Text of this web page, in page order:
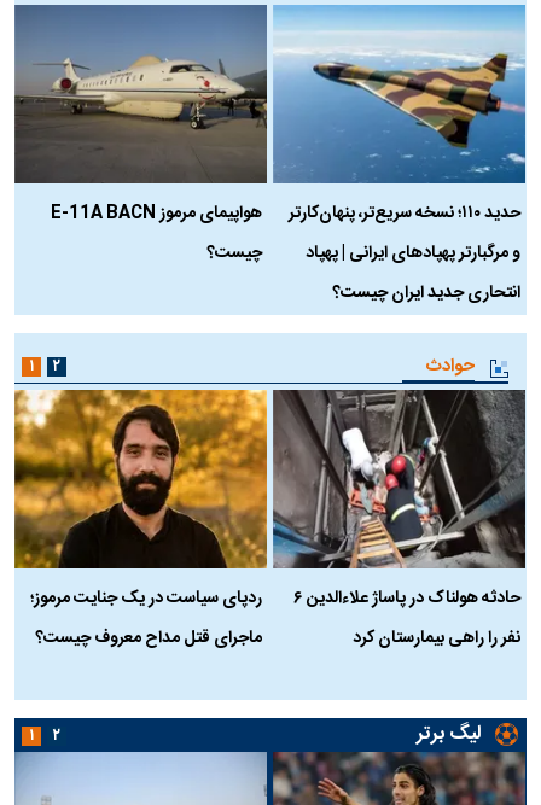
حدید ۱۱۰؛ نسخه سریع‌تر، پنهان‌کارتر
و مرگبارتر پهپادهای ایرانی | پهپاد
انتحاری جدید ایران چیست؟
هواپیمای مرموز E-11A BACN
چیست؟
حوادث
حادثه هولناک در پاساژ علاءالدین ۶
نفر را راهی بیمارستان کرد
ردپای سیاست در یک جنایت مرموز؛
ماجرای قتل مداح معروف چیست؟
۱ ۲
لیگ برتر ۱ ۲